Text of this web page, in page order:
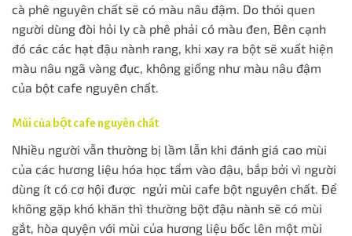
cà phê nguyên chất sẽ có màu nâu đậm. Do thói quen
người dùng đòi hỏi ly cà phê phải có màu đen, Bên cạnh
đó các các hạt đậu nành rang, khi xay ra bột sẽ xuất hiện
màu nâu ngã vàng đục, không giống như màu nâu đậm
của bột cafe nguyên chất.
Mùi của bột cafe nguyên chất
Nhiều người vẫn thường bị lầm lẫn khi đánh giá cao mùi
của các hương liệu hóa học tẩm vào đậu, bắp bởi vì người
dùng ít có cơ hội được ngửi mùi cafe bột nguyên chất. Để
không gặp khó khăn thì thường bột đậu nành sẽ có mùi
gắt, hòa quyện với mùi của hương liệu bốc lên một mùi